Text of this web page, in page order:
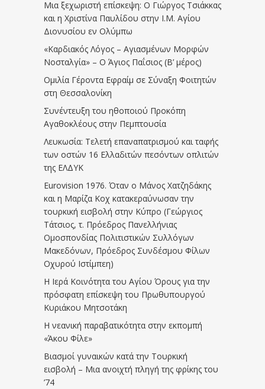
Μια ξεχωριστή επίσκεψη: Ο Γιώργος Τσιάκκας
και η Χριστίνα Παυλίδου στην Ι.Μ. Αγίου
Διονυσίου εν Ολύμπω
«Καρδιακός Λόγος – Αγιασμένων Μορφών
Νοσταλγία» – Ο Άγιος Παΐσιος (Β’ μέρος)
Ομιλία Γέροντα Εφραίμ σε Σύναξη Φοιτητών
στη Θεσσαλονίκη
Συνέντευξη του ηθοποιού Προκόπη
Αγαθοκλέους στην Πεμπτουσία
Λευκωσία: Τελετή επαναπατρισμού και ταφής
των οστών 16 Ελλαδιτών πεσόντων οπλιτών
της ΕΛΔΥΚ
Eurovision 1976. Όταν ο Μάνος Χατζηδάκης
και η Μαρίζα Κοχ κατακεραύνωσαν την
τουρκική εισβολή στην Κύπρο (Γεώργιος
Τάτσιος, τ. Πρόεδρος Πανελλήνιας
Ομοσπονδίας Πολιτιστικών Συλλόγων
Μακεδόνων, Πρόεδρος Συνδέσμου Φίλων
Οχυρού Ιστίμπεη)
Η Ιερά Κοινότητα του Αγίου Όρους για την
πρόσφατη επίσκεψη του Πρωθυπουργού
Κυριάκου Μητσοτάκη
Η νεανική παραβατικότητα στην εκπομπή
«Άκου Φίλε»
Βιασμοί γυναικών κατά την Τουρκική
εισβολή – Μια ανοιχτή πληγή της φρίκης του
’74